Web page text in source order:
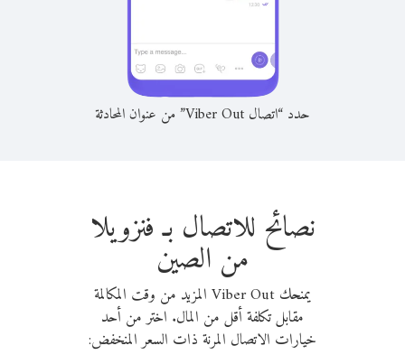
حدد “اتصال Viber Out” من عنوان المحادثة
نصائح للاتصال بـ فنزويلا
من الصين
يمنحك Viber Out المزيد من وقت المكالمة
مقابل تكلفة أقل من المال. اختر من أحد
خيارات الاتصال المرنة ذات السعر المنخفض: